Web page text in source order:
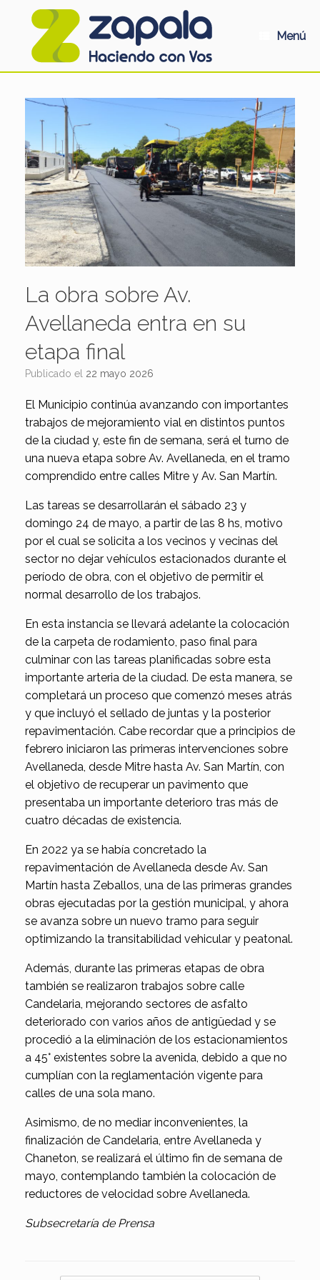
Menú
La obra sobre Av.
Avellaneda entra en su
etapa final
Publicado el 22 mayo 2026
El Municipio continúa avanzando con importantes
trabajos de mejoramiento vial en distintos puntos
de la ciudad y, este fin de semana, será el turno de
una nueva etapa sobre Av. Avellaneda, en el tramo
comprendido entre calles Mitre y Av. San Martín.
Las tareas se desarrollarán el sábado 23 y
domingo 24 de mayo, a partir de las 8 hs, motivo
por el cual se solicita a los vecinos y vecinas del
sector no dejar vehículos estacionados durante el
período de obra, con el objetivo de permitir el
normal desarrollo de los trabajos.
En esta instancia se llevará adelante la colocación
de la carpeta de rodamiento, paso final para
culminar con las tareas planificadas sobre esta
importante arteria de la ciudad. De esta manera, se
completará un proceso que comenzó meses atrás
y que incluyó el sellado de juntas y la posterior
repavimentación. Cabe recordar que a principios de
febrero iniciaron las primeras intervenciones sobre
Avellaneda, desde Mitre hasta Av. San Martín, con
el objetivo de recuperar un pavimento que
presentaba un importante deterioro tras más de
cuatro décadas de existencia.
En 2022 ya se había concretado la
repavimentación de Avellaneda desde Av. San
Martín hasta Zeballos, una de las primeras grandes
obras ejecutadas por la gestión municipal, y ahora
se avanza sobre un nuevo tramo para seguir
optimizando la transitabilidad vehicular y peatonal.
Además, durante las primeras etapas de obra
también se realizaron trabajos sobre calle
Candelaria, mejorando sectores de asfalto
deteriorado con varios años de antigüedad y se
procedió a la eliminación de los estacionamientos
a 45° existentes sobre la avenida, debido a que no
cumplían con la reglamentación vigente para
calles de una sola mano.
Asimismo, de no mediar inconvenientes, la
finalización de Candelaria, entre Avellaneda y
Chaneton, se realizará el último fin de semana de
mayo, contemplando también la colocación de
reductores de velocidad sobre Avellaneda.
Subsecretaría de Prensa